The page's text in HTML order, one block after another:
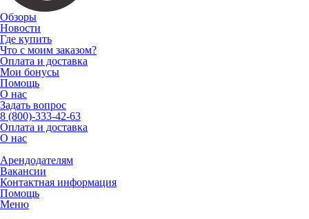
Обзоры
Новости
Где купить
Что с моим заказом?
Оплата и доставка
Мои бонусы
Помощь
О нас
Задать вопрос
8 (800)-333-42-63
Оплата и доставка
О нас
Арендодателям
Вакансии
Контактная информация
Помощь
Меню